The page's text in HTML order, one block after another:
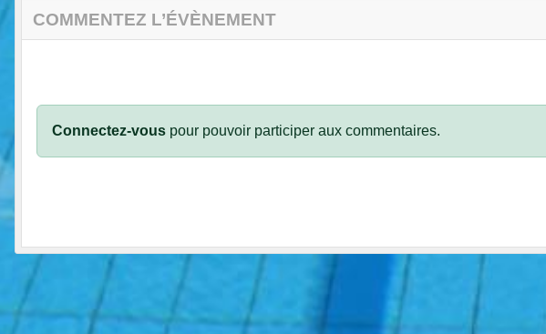
COMMENTEZ L’ÉVÈNEMENT
Connectez-vous pour pouvoir participer aux commentaires.